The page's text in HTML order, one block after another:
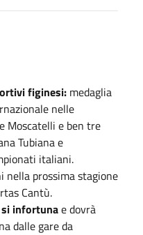
figinesi: medaglia
nelle
Moscatelli e ben tre
Tubiana e
italiani.
nella prossima stagione
Cantù.
si infortunae dovrà
dalle gare da